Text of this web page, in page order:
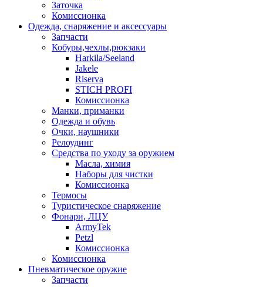
Заточка
Комиссионка
Одежда, снаряжение и аксессуары
Запчасти
Кобуры,чехлы,рюкзаки
Harkila/Seeland
Jakele
Riserva
STICH PROFI
Комиссионка
Манки, приманки
Одежда и обувь
Очки, наушники
Релоудинг
Средства по уходу за оружием
Масла, химия
Наборы для чистки
Комиссионка
Термосы
Туристическое снаряжение
Фонари, ЛЦУ
ArmyTek
Petzl
Комиссионка
Комиссионка
Пневматическое оружие
Запчасти